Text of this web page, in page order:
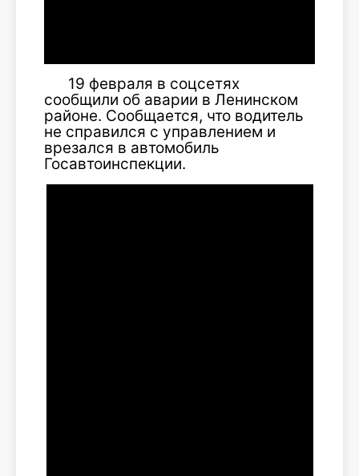
19 февраля в соцсетях
сообщили об аварии в Ленинском
районе. Сообщается, что водитель
не справился с управлением и
врезался в автомобиль
Госавтоинспекции.